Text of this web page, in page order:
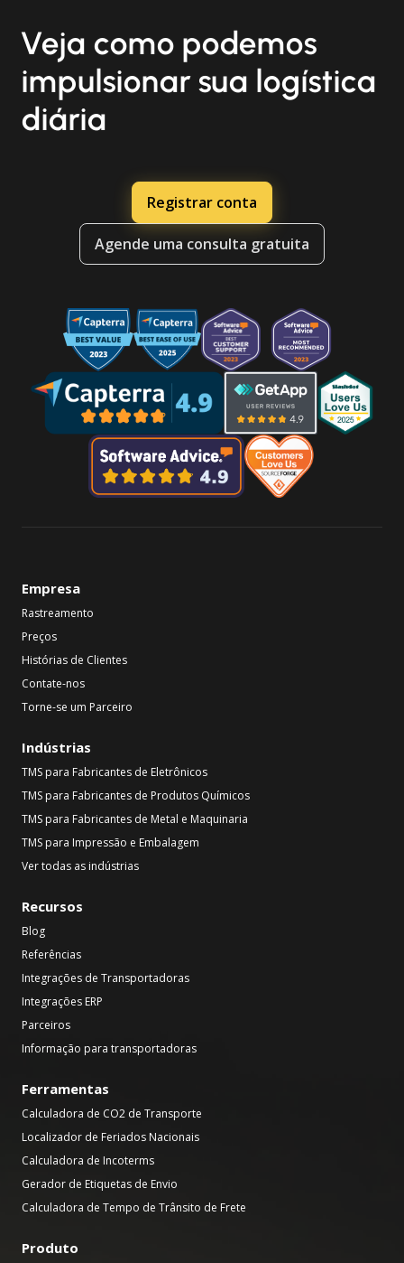
Veja como podemos
impulsionar sua logística
diária
Registrar conta
Agende uma consulta gratuita
Empresa
Rastreamento
Preços
Histórias de Clientes
Contate-nos
Torne-se um Parceiro
Indústrias
TMS para Fabricantes de Eletrônicos
TMS para Fabricantes de Produtos Químicos
TMS para Fabricantes de Metal e Maquinaria
TMS para Impressão e Embalagem
Ver todas as indústrias
Recursos
Blog
Referências
Integrações de Transportadoras
Integrações ERP
Parceiros
Informação para transportadoras
Ferramentas
Calculadora de CO2 de Transporte
Localizador de Feriados Nacionais
Calculadora de Incoterms
Gerador de Etiquetas de Envio
Calculadora de Tempo de Trânsito de Frete
Produto